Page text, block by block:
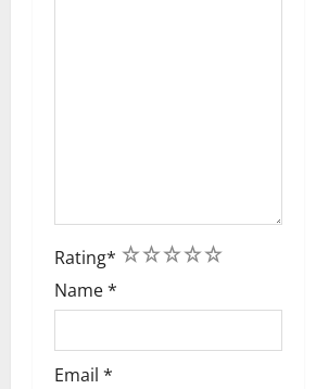
Rating* 5
4
3
2
1
Name*
Email *